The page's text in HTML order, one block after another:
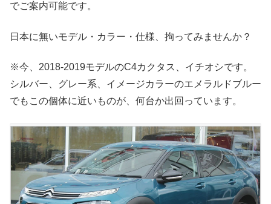
でご案内可能です。
日本に無いモデル・カラー・仕様、拘ってみませんか？
※今、2018-2019モデルのC4カクタス、イチオシです。
シルバー、グレー系、イメージカラーのエメラルドブルー
でもこの個体に近いものが、何台か出回っています。